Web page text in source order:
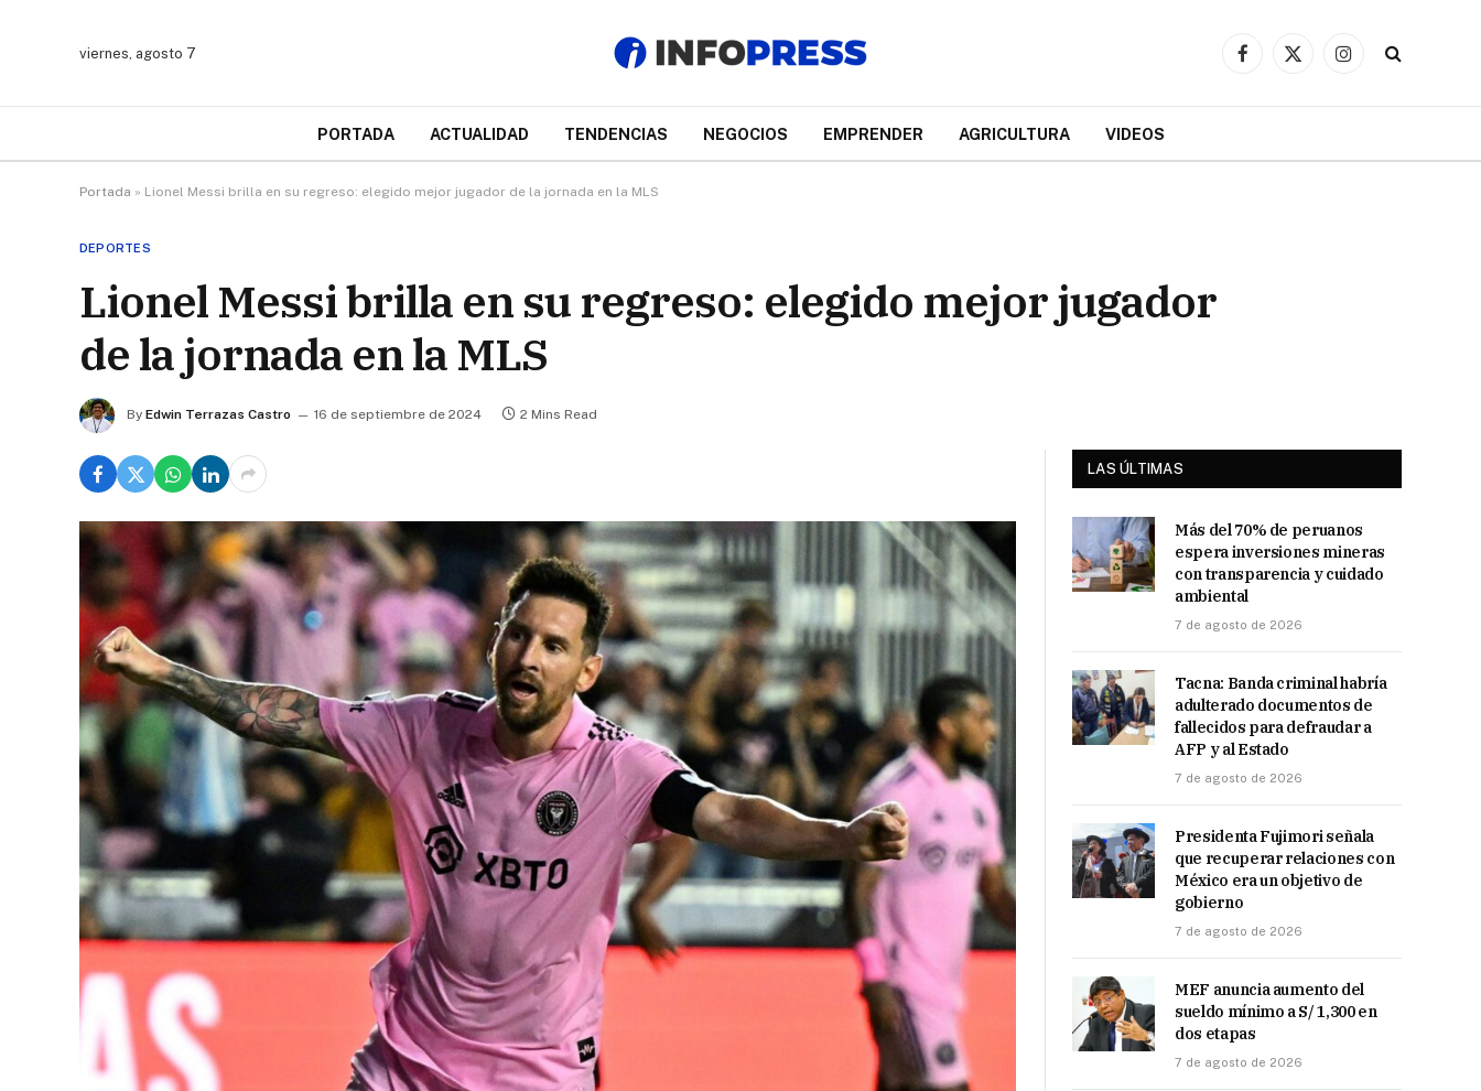
viernes, agosto 7
Facebook
X
Instagram
PORTADA ACTUALIDAD TENDENCIAS NEGOCIOS EMPRENDER AGRICULTURA VIDEOS
Portada » Lionel Messi brilla en su regreso: elegido mejor jugador de la jornada en la MLS
DEPORTES
Lionel Messi brilla en su regreso: elegido mejor jugador
de la jornada en la MLS
By Edwin Terrazas Castro 16 de septiembre de 2024 2 Mins Read
LAS ÚLTIMAS
Más del 70% de peruanos
espera inversiones mineras
con transparencia y cuidado
ambiental
7 de agosto de 2026
Tacna: Banda criminal habría
adulterado documentos de
fallecidos para defraudar a
AFP y al Estado
7 de agosto de 2026
Presidenta Fujimori señala
que recuperar relaciones con
México era un objetivo de
gobierno
7 de agosto de 2026
MEF anuncia aumento del
sueldo mínimo a S/ 1,300 en
dos etapas
7 de agosto de 2026